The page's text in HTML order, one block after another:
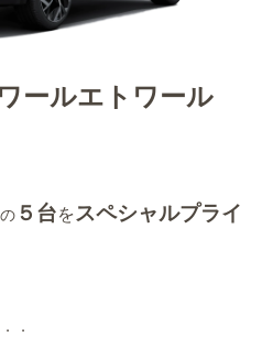
ールエトワール
５台をスペシャルプライ
．